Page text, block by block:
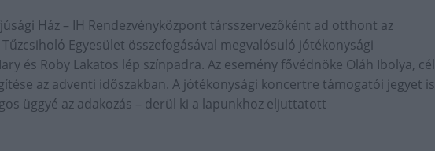
Ház – IH Rendezvényközpont társszervezőként ad otthont az
Egyesület összefogásával megvalósuló jótékonysági
és Roby Lakatos lép színpadra. Az esemény fővédnöke Oláh Ibolya, cél
az adventi időszakban. A jótékonysági koncertre támogatói jegyet is
üggyé az adakozás – derül ki a lapunkhoz eljuttatott